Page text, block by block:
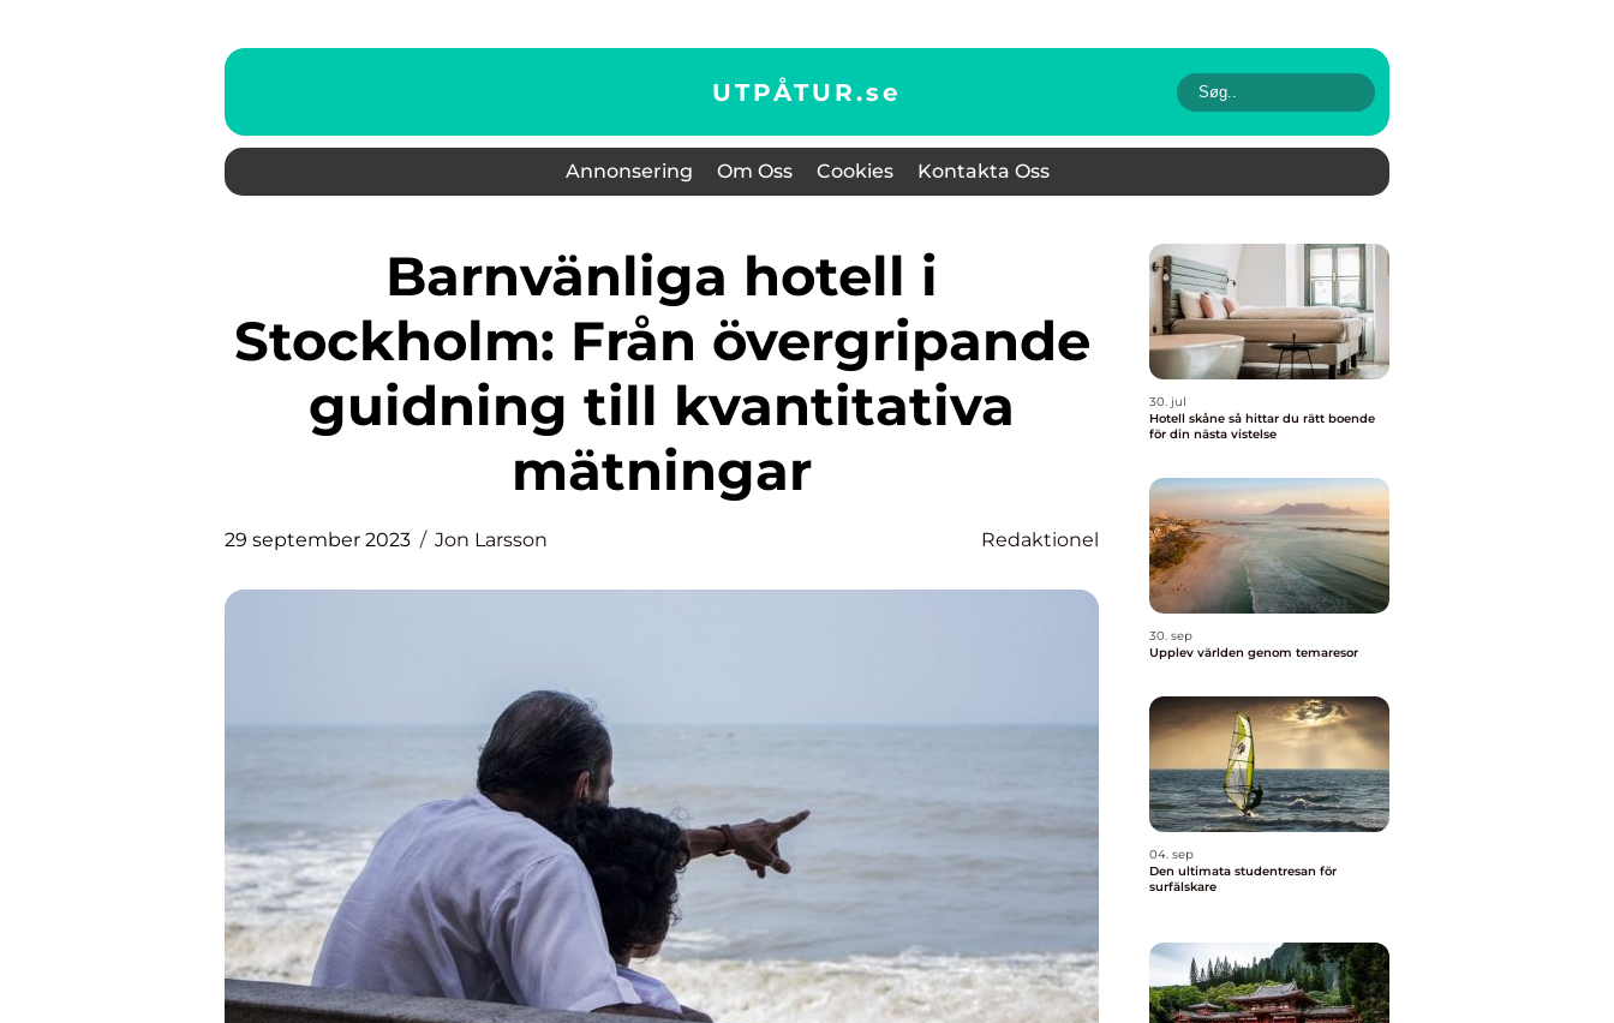
UTPÅTUR.se
Annonsering Om Oss Cookies Kontakta Oss
Barnvänliga hotell i
Stockholm: Från övergripande
guidning till kvantitativa
mätningar
29 september 2023 Jon Larsson Redaktionel
30. jul
Hotell skåne så hittar du rätt boende
för din nästa vistelse
30. sep
Upplev världen genom temaresor
04. sep
Den ultimata studentresan för
surfälskare